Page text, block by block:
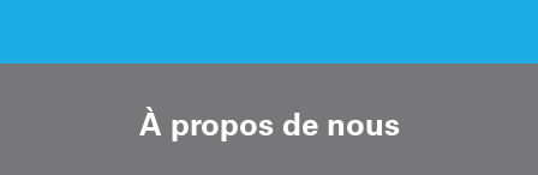
À propos de nous